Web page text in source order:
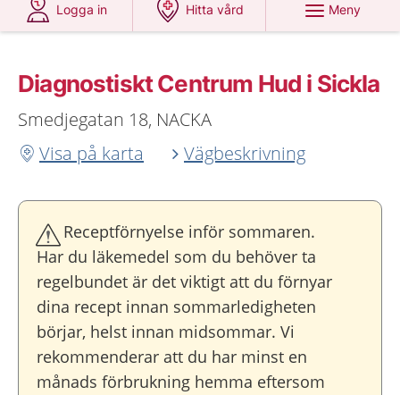
Logga in
Hitta vård
Meny
Diagnostiskt Centrum Hud i Sickla
Smedjegatan 18, NACKA
Visa på karta
Vägbeskrivning
Receptförnyelse inför sommaren.
Har du läkemedel som du behöver ta
regelbundet är det viktigt att du förnyar
dina recept innan sommarledigheten
börjar, helst innan midsommar. Vi
rekommenderar att du har minst en
månads förbrukning hemma eftersom